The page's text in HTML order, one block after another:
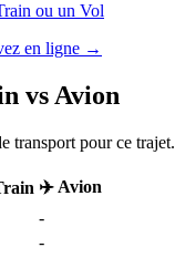
ou un Vol
en ligne →
vs Avion
transport pour ce trajet.
✈️ Avion
-
-